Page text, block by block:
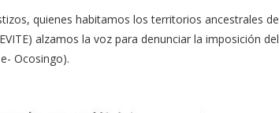
quienes habitamos los territorios ancestrales de
alzamos la voz para denunciar la imposición del
Ocosingo).